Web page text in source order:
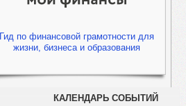
Гид по финансовой грамотности для
жизни, бизнеса и образования
КАЛЕНДАРЬ СОБЫТИЙ